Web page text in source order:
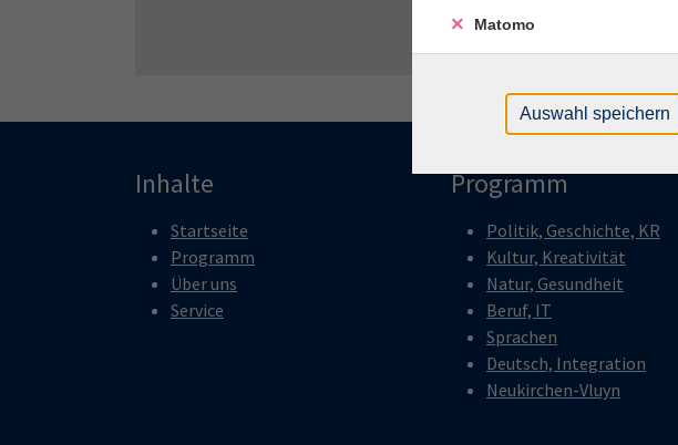
Inhalte
Startseite
Programm
Über uns
Service
Programm
Politik, Geschichte, KR
Kultur, Kreativität
Natur, Gesundheit
Beruf, IT
Sprachen
Deutsch, Integration
Neukirchen-Vluyn
Matomo
Auswahl speichern